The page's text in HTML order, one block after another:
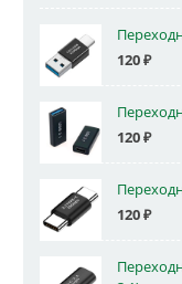
120₽
120₽
120₽